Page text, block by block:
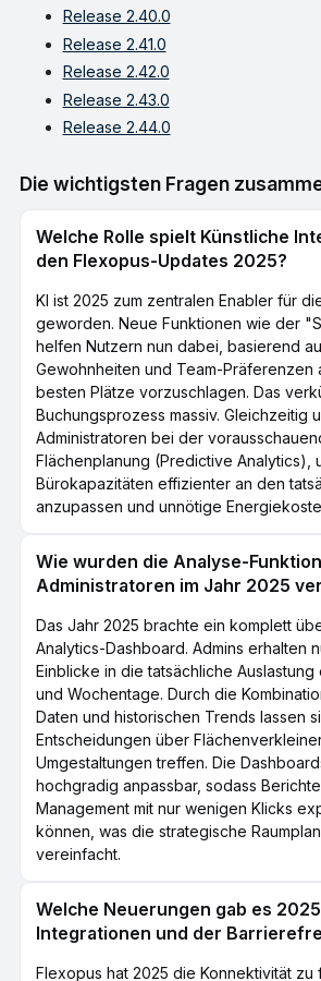
Release 2.40.0
Release 2.41.0
Release 2.42.0
Release 2.43.0
Release 2.44.0
Die wichtigsten Fragen
Welche Rolle spielt Künstliche
den Flexopus-Updates 2025?
KI ist 2025 zum zentralen Enabler für
geworden. Neue Funktionen wie der
helfen Nutzern nun dabei, basierend
Gewohnheiten und Team-Präferenzen
besten Plätze vorzuschlagen. Das
Buchungsprozess massiv. Gleichzeitig
Administratoren bei der
Flächenplanung (Predictive Analytics),
Bürokapazitäten effizienter an den
anzupassen und unnötige
Wie wurden die Analyse-
Administratoren im Jahr 2025
Das Jahr 2025 brachte ein komplett
Analytics-Dashboard. Admins erhalten
Einblicke in die tatsächliche
und Wochentage. Durch die
Daten und historischen Trends lassen
Entscheidungen über
Umgestaltungen treffen. Die
hochgradig anpassbar, sodass
Management mit nur wenigen Klicks
können, was die strategische
vereinfacht.
Welche Neuerungen gab es
Integrationen und der
Flexopus hat 2025 die Konnektivität zu